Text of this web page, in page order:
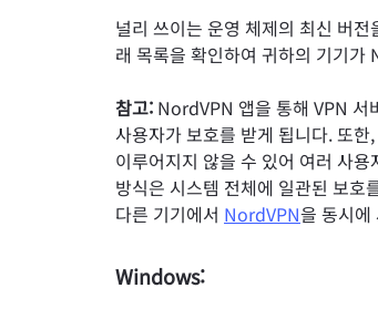
널리 쓰이는 운영 체제의 최신 버
래 목록을 확인하여 귀하의 기기
참고: NordVPN 앱을 통해 VPN 서
사용자가 보호를 받게 됩니다. 또
이루어지지 않을 수 있어 여러 사
방식은 시스템 전체에 일관된 보호
다른 기기에서 NordVPN을 동시에
Windows: